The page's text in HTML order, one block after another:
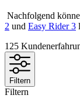
Nachfolgend
2 und Easy Rider 3
125
Filtern
Filtern